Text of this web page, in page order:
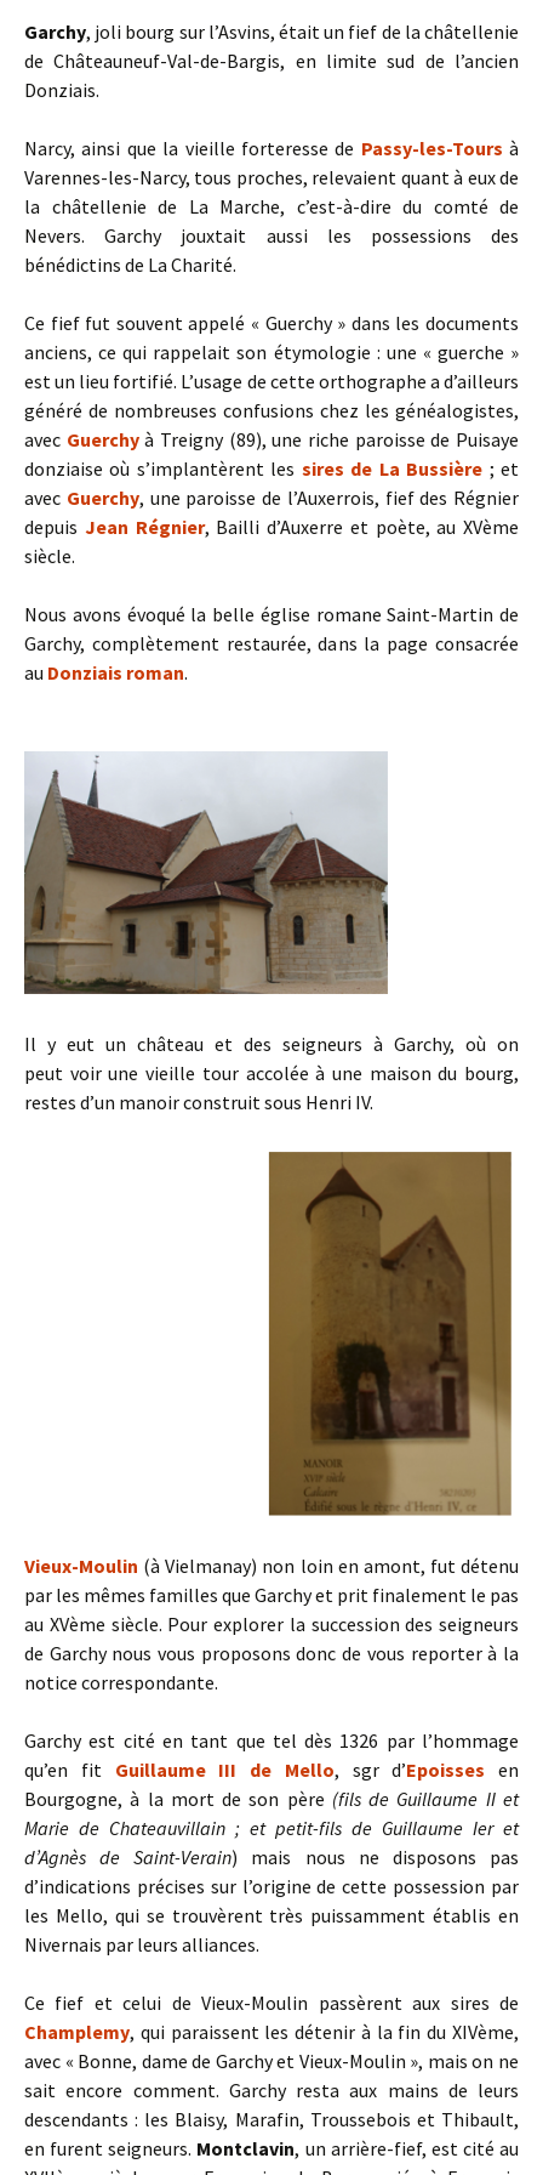
Garchy, joli bourg sur l’Asvins, était un fief de la châtellenie
de Châteauneuf-Val-de-Bargis, en limite sud de l’ancien
Donziais.
Narcy, ainsi que la vieille forteresse de Passy-les-Tours à
Varennes-les-Narcy, tous proches, relevaient quant à eux de
la châtellenie de La Marche, c’est-à-dire du comté de
Nevers. Garchy jouxtait aussi les possessions des
bénédictins de La Charité.
Ce fief fut souvent appelé « Guerchy » dans les documents
anciens, ce qui rappelait son étymologie : une « guerche »
est un lieu fortifié. L’usage de cette orthographe a d’ailleurs
généré de nombreuses confusions chez les généalogistes,
avec Guerchyà Treigny (89), une riche paroisse de Puisaye
donziaise où s’implantèrent les sires de La Bussière ; et
avec Guerchy, une paroisse de l’Auxerrois, fief des Régnier
depuis Jean Régnier, Bailli d’Auxerre et poète, au XVème
siècle.
Nous avons évoqué la belle église romane Saint-Martin de
Garchy, complètement restaurée, dans la page consacrée
au Donziais roman.
Il y eut un château et des seigneurs à Garchy, où on
peut voir une vieille tour accolée à une maison du bourg,
restes d’un manoir construit sous Henri IV.
Vieux-Moulin (à Vielmanay) non loin en amont, fut détenu
par les mêmes familles que Garchy et prit finalement le pas
au XVème siècle. Pour explorer la succession des seigneurs
de Garchy nous vous proposons donc de vous reporter à la
notice correspondante.
Garchy est cité en tant que tel dès 1326 par l’hommage
qu’en fit Guillaume III de Mello, sgr d’Epoisses en
Bourgogne, à la mort de son père (fils de Guillaume II et
Marie de Chateauvillain ; et petit-fils de Guillaume Ier et
d’Agnès de Saint-Verain) mais nous ne disposons pas
d’indications précises sur l’origine de cette possession par
les Mello, qui se trouvèrent très puissamment établis en
Nivernais par leurs alliances.
Ce fief et celui de Vieux-Moulin passèrent aux sires de
Champlemy, qui paraissent les détenir à la fin du XIVème,
avec « Bonne, dame de Garchy et Vieux-Moulin », mais on ne
sait encore comment. Garchy resta aux mains de leurs
descendants : les Blaisy, Marafin, Troussebois et Thibault,
en furent seigneurs. Montclavin, un arrière-fief, est cité au